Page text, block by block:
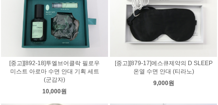
[중고][892-18]투엘브어클락 필로우
미스트 아로마 수면 안대 기획 세트
(군감자)
10,000원
[중고][879-17]에스큐제약의 D SLEEP
온열 수면 안대 (티라노)
9,000원